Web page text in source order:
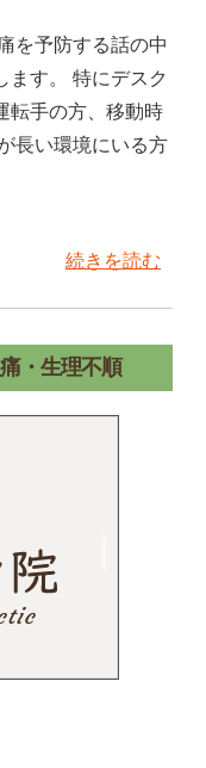
を予防する話の中
ます。 特にデスク
転手の方、移動時
長い環境にいる方
続きを読む
・生理不順